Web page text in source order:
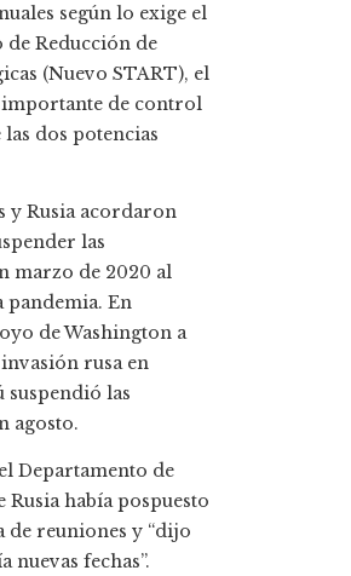
según lo exige el
Reducción de
(Nuevo START), el
de control
dos potencias
y Rusia acordaron
las
marzo de 2020 al
pandemia. En
de Washington a
rusa en
suspendió las
agosto.
Departamento de
Rusia había pospuesto
de reuniones y “dijo
fechas”.